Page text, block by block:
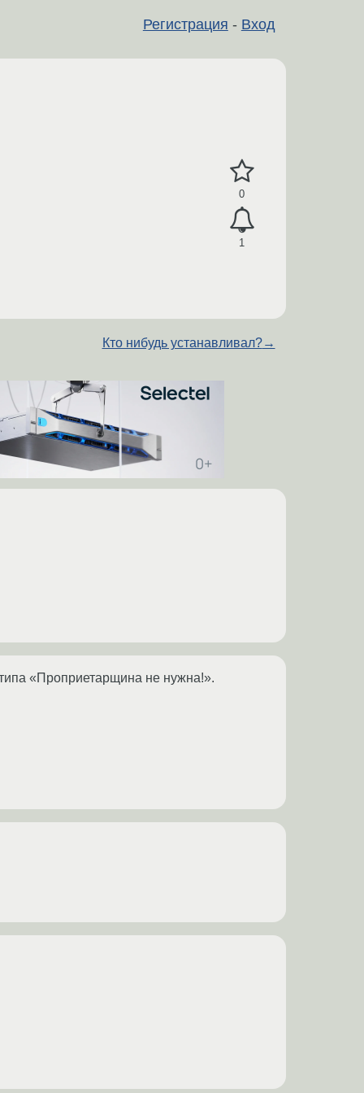
Регистрация - Вход
0
1
Кто нибудь устанавливал?→
«Проприетарщина не нужна!».